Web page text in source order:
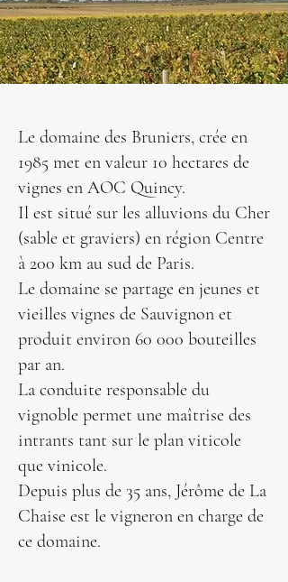
Le domaine des Bruniers, crée en
1985 met en valeur 10 hectares de
vignes en AOC Quincy.
Il est situé sur les alluvions du Cher
(sable et graviers) en région Centre
à 200 km au sud de Paris.
Le domaine se partage en jeunes et
vieilles vignes de Sauvignon et
produit environ 60 000 bouteilles
par an.
La conduite responsable du
vignoble permet une maîtrise des
intrants tant sur le plan viticole
que vinicole.
Depuis plus de 35 ans, Jérôme de La
Chaise est le vigneron en charge de
ce domaine.